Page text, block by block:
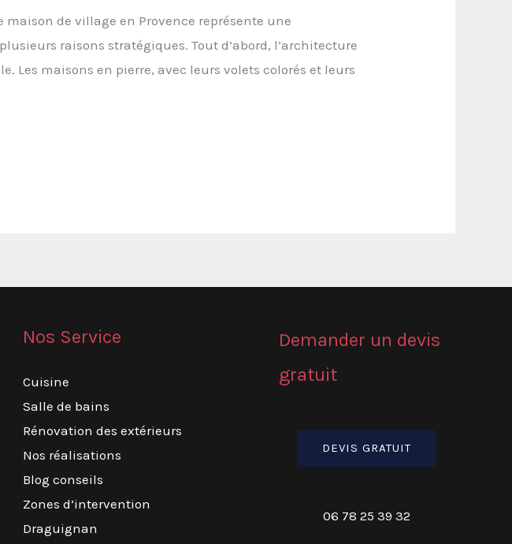
maison de village en Provence représente une
raisons stratégiques. Tout d’abord, l’architecture
maisons en pierre, avec leurs volets colorés et leurs
Nos Service
Cuisine
Salle de bains
Rénovation des extérieurs
Nos réalisations
Blog conseils
Zones d’intervention
Draguignan
Demander un devis
gratuit
DEVIS GRATUIT
06 78 25 39 32